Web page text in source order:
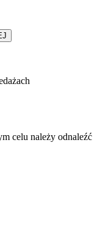
celu należy odnaleźć